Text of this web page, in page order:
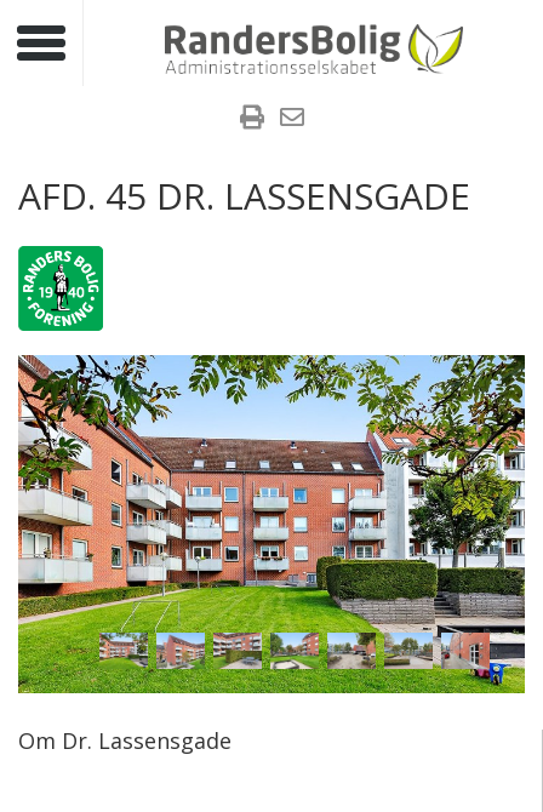
Toggle navigation
AFD. 45 DR. LASSENSGADE
Om Dr. Lassensgade